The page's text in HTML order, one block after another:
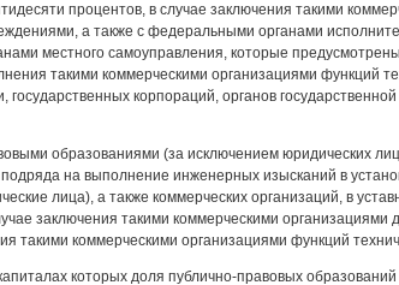
процентов, в случае заключения такими
а также с федеральными органами
местного самоуправления, которые
такими коммерческими организациями функций
корпораций, органов
образованиями (за исключением юридических
на выполнение инженерных изысканий в
лица), а также коммерческих организаций, в
заключения такими коммерческими
такими коммерческими организациями функций
которых доля публично-правовых